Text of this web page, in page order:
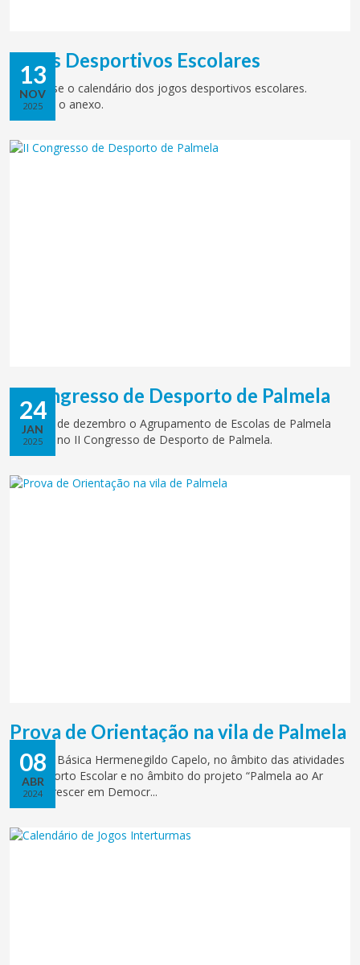
13
NOV
2025
Jogos Desportivos Escolares
Divulga-se o calendário dos jogos desportivos escolares.
Consulte o anexo.
24
JAN
2025
II Congresso de Desporto de Palmela
No dia 5 de dezembro o Agrupamento de Escolas de Palmela
participa no II Congresso de Desporto de Palmela.
08
ABR
2024
Prova de Orientação na vila de Palmela
A Escola Básica Hermenegildo Capelo, no âmbito das atividades
do Desporto Escolar e no âmbito do projeto “Palmela ao Ar
Livre - Crescer em Democr...